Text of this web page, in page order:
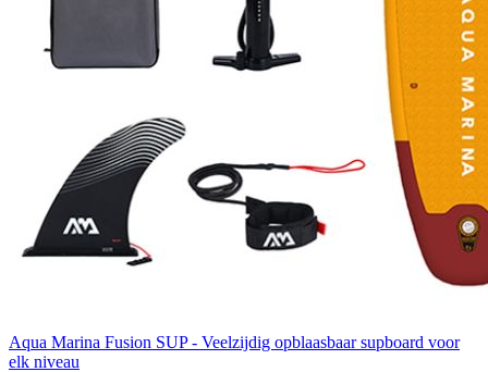
Aqua Marina Fusion SUP - Veelzijdig opblaasbaar supboard voor
elk niveau